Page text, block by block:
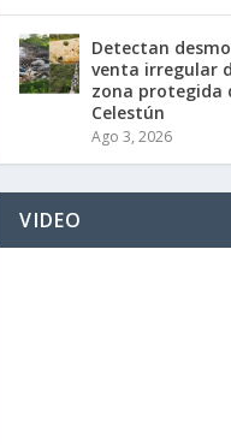
Detectan
venta irregular
zona protegida
Celestún
Ago 3, 2026
VIDEO